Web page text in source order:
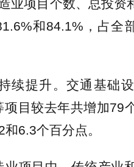
业项目个数、总投资
和84.1%，占全
续提升。交通基础
目较去年共增加79
6.3个百分点。